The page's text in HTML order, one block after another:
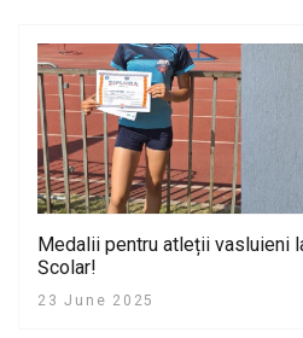
Medalii pentru atleții vasluieni
Școlar!
23 June 2025